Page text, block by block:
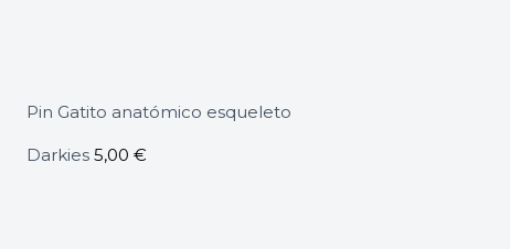
Pin Gatito anatómico esqueleto
Darkies 5,00 €